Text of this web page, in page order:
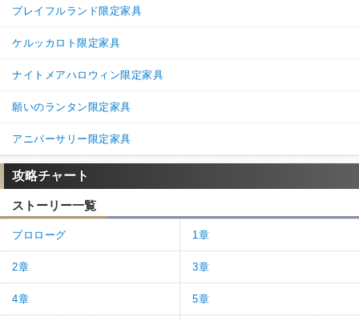
プレイフルランド限定家具
ケルッカロト限定家具
ナイトメアハロウィン限定家具
願いのランタン限定家具
アニバーサリー限定家具
攻略チャート
ストーリー一覧
プロローグ 1章
2章 3章
4章 5章